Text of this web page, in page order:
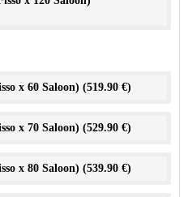
x 60 Saloon) (519.90 €)
x 70 Saloon) (529.90 €)
x 80 Saloon) (539.90 €)